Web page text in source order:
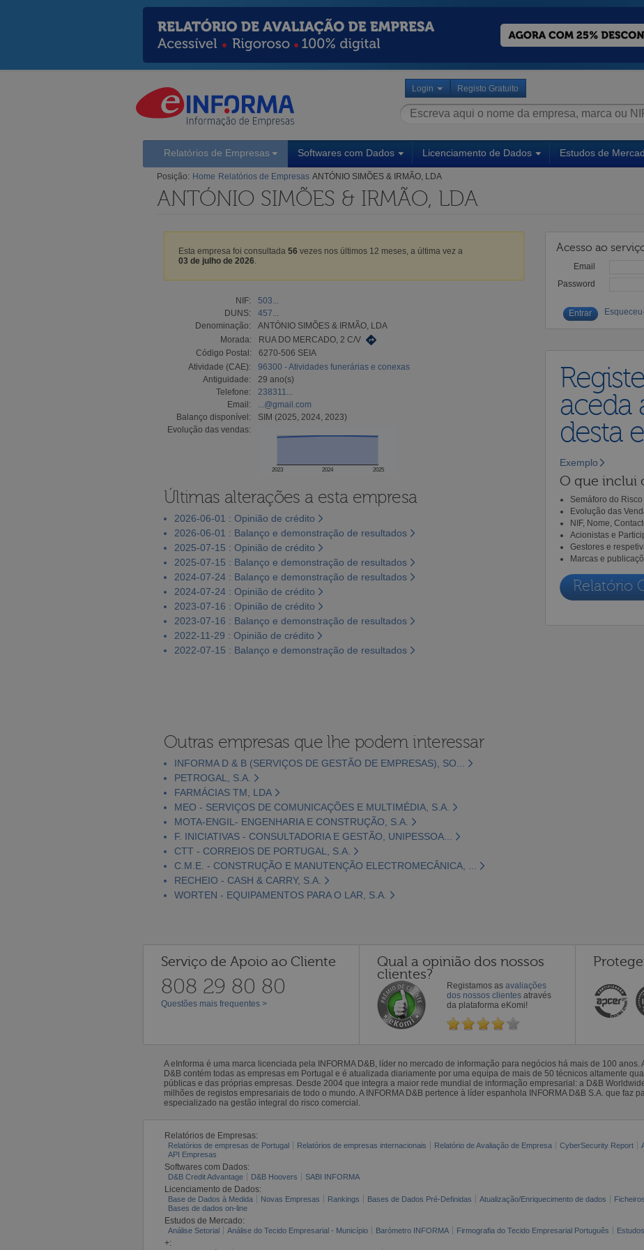
Login Registo Gratuito
Relatórios de Empresas Softwares com Dados Licenciamento de Dados Estudos de
Posição: Home Relatórios de Empresas ANTÓNIO SIMÕES & IRMÃO, LDA
ANTÓNIO SIMÕES & IRMÃO, LDA
Esta empresa foi consultada 56 vezes nos últimos 12 meses, a última vez a
03 de julho de 2026
NIF:
503...
DUNS:
457...
Denominação:
ANTÓNIO SIMÕES & IRMÃO, LDA
Morada:
RUA DO MERCADO, 2 C/V
Código Postal:
6270-506 SEIA
Atividade (CAE):
96300 - Atividades funerárias e conexas
Antiguidade:
29 ano(s)
Telefone:
238311...
Email:
...@gmail.com
Balanço disponível:
SIM (2025, 2024, 2023)
Evolução das vendas:
2023 2024 2025
Últimas alterações a esta empresa
2026-06-01 : Opinião de crédito
2026-06-01 : Balanço e demonstração de resultados
2025-07-15 : Opinião de crédito
2025-07-15 : Balanço e demonstração de resultados
2024-07-24 : Balanço e demonstração de resultados
2024-07-24 : Opinião de crédito
2023-07-16 : Opinião de crédito
2023-07-16 : Balanço e demonstração de resultados
2022-11-29 : Opinião de crédito
2022-07-15 : Balanço e demonstração de resultados
Acesso ao
Email
Password
aceda
desta
Exemplo
O que inclui
Semáforo do
Evolução das
NIF, Nome,
Acionistas e
Gestores e
Marcas e
Relatório
Outras empresas que lhe podem interessar
INFORMA D & B (SERVIÇOS DE GESTÃO DE EMPRESAS), SO...
PETROGAL, S.A.
FARMÁCIAS TM, LDA
MEO - SERVIÇOS DE COMUNICAÇÕES E MULTIMÉDIA, S.A.
MOTA-ENGIL- ENGENHARIA E CONSTRUÇÃO, S.A.
F. INICIATIVAS - CONSULTADORIA E GESTÃO, UNIPESSOA...
CTT - CORREIOS DE PORTUGAL, S.A.
C.M.E. - CONSTRUÇÃO E MANUTENÇÃO ELECTROMECÂNICA, ...
RECHEIO - CASH & CARRY, S.A.
WORTEN - EQUIPAMENTOS PARA O LAR, S.A.
Serviço de Apoio ao Cliente
808 29 80 80
Questões mais frequentes >
Qual a opinião dos nossos
clientes?
Registamos as avaliações
dos nossos clientes através
da plataforma eKomi!
A eInforma é uma marca licenciada pela INFORMA D&B, líder no mercado de informação para negócios há mais de 100 anos.
D&B contém todas as empresas em Portugal e é atualizada diariamente por uma equipa de mais de 50 técnicos altamente
públicas e das próprias empresas. Desde 2004 que integra a maior rede mundial de informação empresarial: a D&B
milhões de registos empresariais de todo o mundo. A INFORMA D&B pertence à líder espanhola INFORMA D&B S.A. que faz
especializado na gestão integral do risco comercial.
Relatórios de Empresas:
Relatórios de empresas de Portugal Relatórios de empresas internacionais Relatório de Avaliação de Empresa CyberSecurity Report
API Empresas
Softwares com Dados:
D&B Credit Advantage D&B Hoovers SABI INFORMA
Licenciamento de Dados:
Base de Dados à Medida Novas Empresas Rankings Bases de Dados Pré-Definidas Atualização/Enriquecimento de dados
Bases de dados on-line
Estudos de Mercado:
Análise Setorial Análise do Tecido Empresarial - Município Barómetro INFORMA Firmografia do Tecido Empresarial Português
+: